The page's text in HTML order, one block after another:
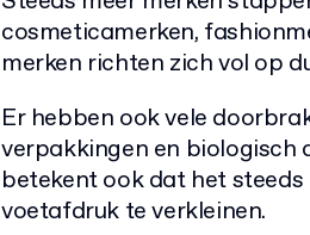
cosmeticamerken,
merken richten zich vol op
Er hebben ook vele
verpakkingen en
betekent ook dat het
voetafdruk te verkleinen.